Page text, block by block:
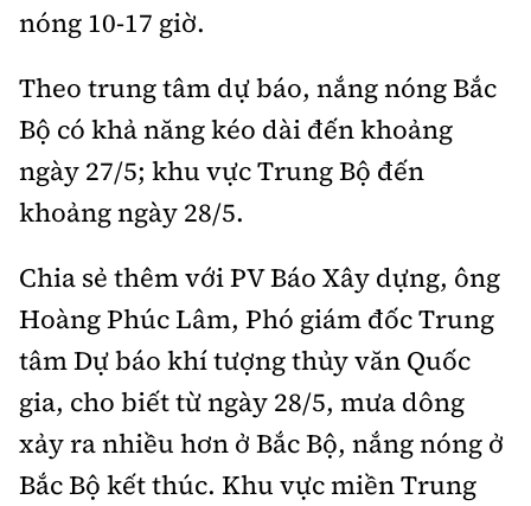
nóng 10-17 giờ.
Theo trung tâm dự báo, nắng nóng Bắc
Bộ có khả năng kéo dài đến khoảng
ngày 27/5; khu vực Trung Bộ đến
khoảng ngày 28/5.
Chia sẻ thêm với PV Báo Xây dựng, ông
Hoàng Phúc Lâm, Phó giám đốc Trung
tâm Dự báo khí tượng thủy văn Quốc
gia, cho biết từ ngày 28/5, mưa dông
xảy ra nhiều hơn ở Bắc Bộ, nắng nóng ở
Bắc Bộ kết thúc. Khu vực miền Trung